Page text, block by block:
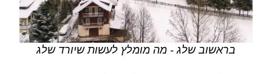
בראשוב שלג - מה מומלץ לעשות שיורד שלג